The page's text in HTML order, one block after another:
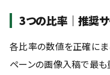
3つの比率｜推奨サ
各比率の数値を正確にま
ペーンの画像入稿で最